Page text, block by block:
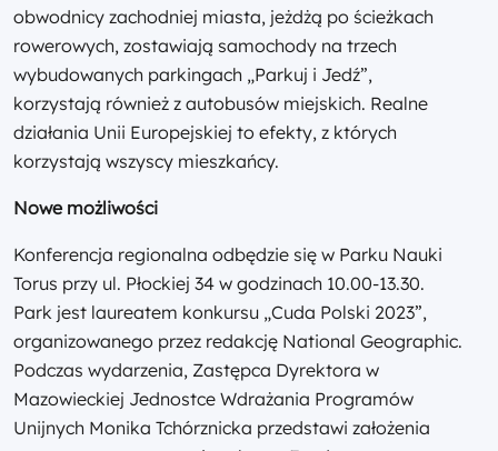
obwodnicy zachodniej miasta, jeżdżą po ścieżkach
rowerowych, zostawiają samochody na trzech
wybudowanych parkingach „Parkuj i Jedź”,
korzystają również z autobusów miejskich. Realne
działania Unii Europejskiej to efekty, z których
korzystają wszyscy mieszkańcy.
Nowe możliwości
Konferencja regionalna odbędzie się w Parku Nauki
Torus przy ul. Płockiej 34 w godzinach 10.00-13.30.
Park jest laureatem konkursu „Cuda Polski 2023”,
organizowanego przez redakcję National Geographic.
Podczas wydarzenia, Zastępca Dyrektora w
Mazowieckiej Jednostce Wdrażania Programów
Unijnych Monika Tchórznicka przedstawi założenia